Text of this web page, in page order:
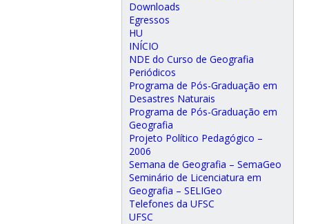
Downloads
Egressos
HU
INÍCIO
NDE do Curso de Geografia
Periódicos
Programa de Pós-Graduação em
Desastres Naturais
Programa de Pós-Graduação em
Geografia
Projeto Político Pedagógico –
2006
Semana de Geografia – SemaGeo
Seminário de Licenciatura em
Geografia – SELIGeo
Telefones da UFSC
UFSC